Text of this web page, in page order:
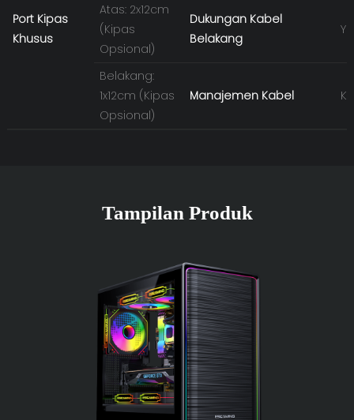
Port Kipas
Khusus
Atas: 2x12cm
(Kipas
Opsional)
Dukungan Kabel
Belakang
Belakang:
1x12cm (Kipas
Opsional)
Manajemen Kabel
Tampilan Produk